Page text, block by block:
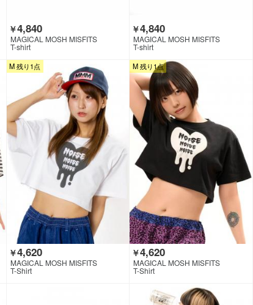
￥4,840
MAGICAL MOSH MISFITS
T-shirt
￥4,840
MAGICAL MOSH MISFITS
T-shirt
M 残り1点
￥4,620
MAGICAL MOSH MISFITS
T-Shirt
M 残り1点
￥4,620
MAGICAL MOSH MISFITS
T-Shirt